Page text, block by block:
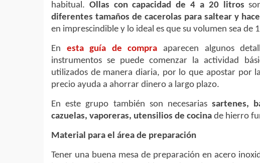
habitual. Ollas con capacidad de 4 a 20 litros
diferentes tamaños de cacerolas para saltear y
en imprescindible y lo ideal es que su volumen sea de
En esta guía de compra aparecen algunos
instrumentos se puede comenzar la actividad
utilizados de manera diaria, por lo que apostar por
precio ayuda a ahorrar dinero a largo plazo.
En este grupo también son necesariassartenes,
cazuelas, vaporeras, utensilios de cocina de hierro
Material para el área de preparación
Tener una buena mesa de preparación en acero